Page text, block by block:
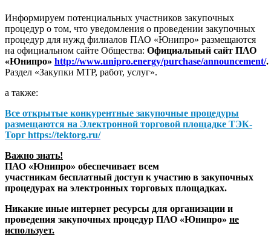
Информируем потенциальных участников закупочных
процедур о том, что уведомления о проведении закупочных
процедур для нужд филиалов ПАО «Юнипро» размещаются
на официальном сайте Общества: Официальный сайт ПАО
«Юнипро» http://www.unipro.energy/purchase/announcement/.
Раздел «Закупки МТР, работ, услуг».
а также:
Все открытые конкурентные закупочные процедуры
размещаются на Электронной торговой площадке ТЭК-
Торг https://tektorg.ru/
Важно знать!
ПАО «Юнипро» обеспечивает всем
участникам бесплатный доступ к участию в закупочных
процедурах на электронных торговых площадках.
Никакие иные интернет ресурсы для организации и
проведения закупочных процедур ПАО «Юнипро» не
использует.